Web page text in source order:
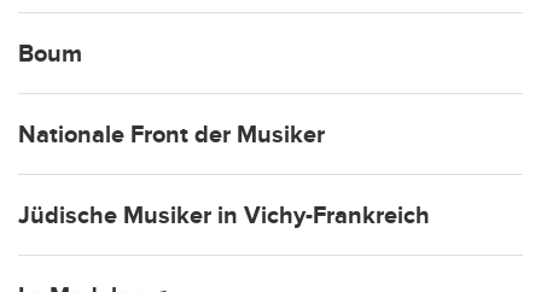
Boum
Nationale Front der Musiker
Jüdische Musiker in Vichy-Frankreich